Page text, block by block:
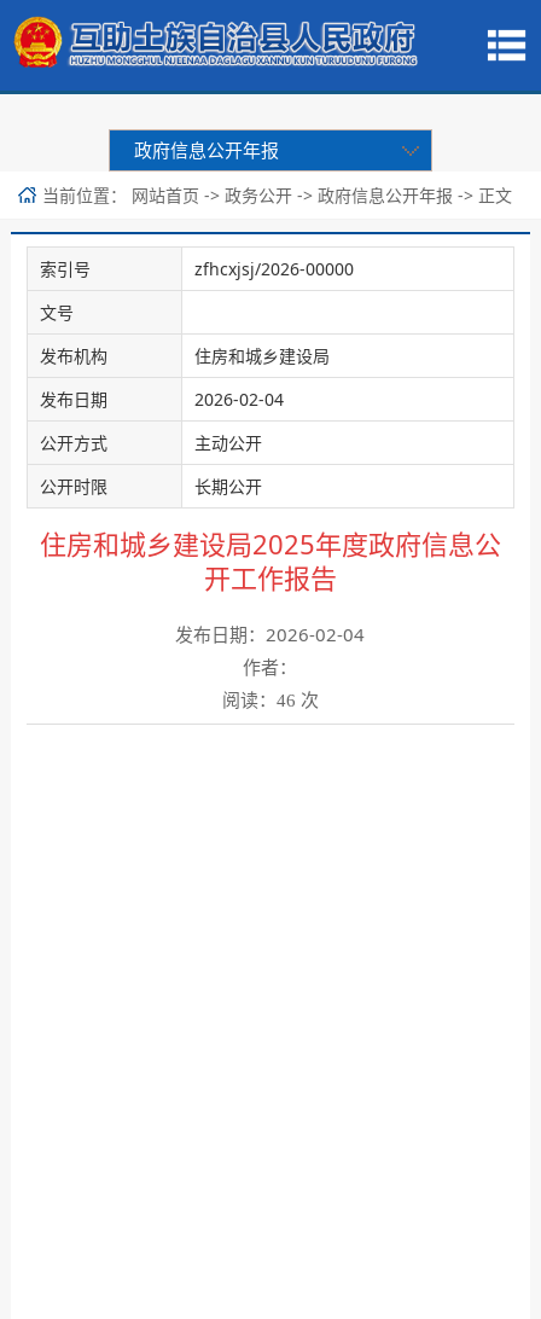
政府信息公开年报
当前位置： 网站首页 -> 政务公开 -> 政府信息公开年报 -> 正文
索引号
zfhcxjsj/2026-00000
文号
发布机构
住房和城乡建设局
发布日期
2026-02-04
公开方式
主动公开
公开时限
长期公开
住房和城乡建设局2025年度政府信息公
开工作报告
发布日期：2026-02-04
作者：
阅读：
46 次